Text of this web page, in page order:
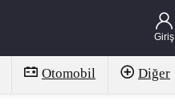
Giriş
Otomobil Diğer